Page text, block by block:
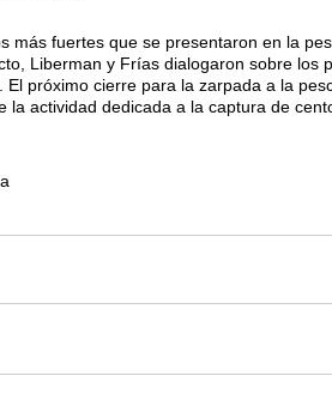
más fuertes que se presentaron en la
Liberman y Frías dialogaron sobre
El próximo cierre para la zarpada a la
la actividad dedicada a la captura de